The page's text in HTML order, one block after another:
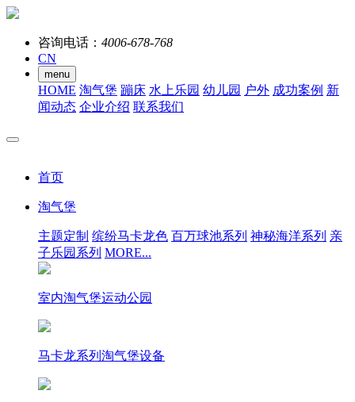
咨询电话： 4006-678-768
CN
menu
HOME 淘气堡 蹦床 水上乐园 幼儿园 户外 成功案例 新
闻动态 企业介绍 联系我们
首页
淘气堡
主题定制 缤纷马卡龙色 百万球池系列 神秘海洋系列 亲
子乐园系列 MORE...
室内淘气堡运动公园
马卡龙系列淘气堡设备